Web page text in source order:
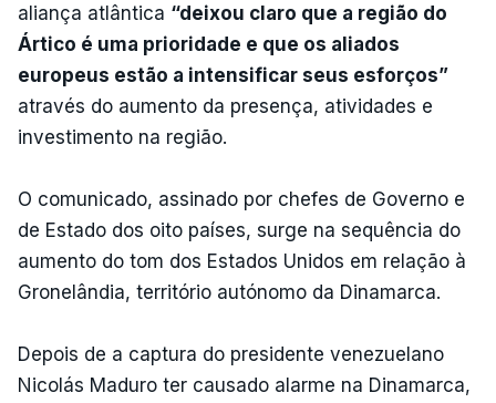
aliança atlântica “deixou claro que a região do
Ártico é uma prioridade e que os aliados
europeus estão a intensificar seus esforços”
através do aumento da presença, atividades e
investimento na região.
O comunicado, assinado por chefes de Governo e
de Estado dos oito países, surge na sequência do
aumento do tom dos Estados Unidos em relação à
Gronelândia, território autónomo da Dinamarca.
Depois de a captura do presidente venezuelano
Nicolás Maduro ter causado alarme na Dinamarca,